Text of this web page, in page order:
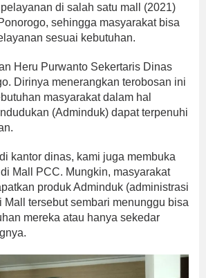
di salah satu mall (2021)
sehingga masyarakat bisa
sesuai kebutuhan.
Heru Purwanto Sekertaris Dinas
Dirinya menerangkan terobosan ini
masyarakat dalam hal
(Adminduk) dapat terpenuhi
kantor dinas, kami juga membuka
Mall PCC. Mungkin, masyarakat
produk Adminduk (administrasi
Mall tersebut sembari menunggu bisa
mereka atau hanya sekedar